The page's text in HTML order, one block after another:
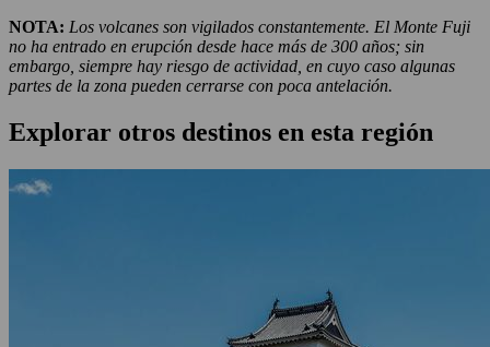
NOTA: Los volcanes son vigilados constantemente. El Monte Fuji
no ha entrado en erupción desde hace más de 300 años; sin
embargo, siempre hay riesgo de actividad, en cuyo caso algunas
partes de la zona pueden cerrarse con poca antelación.
Explorar otros destinos en esta región